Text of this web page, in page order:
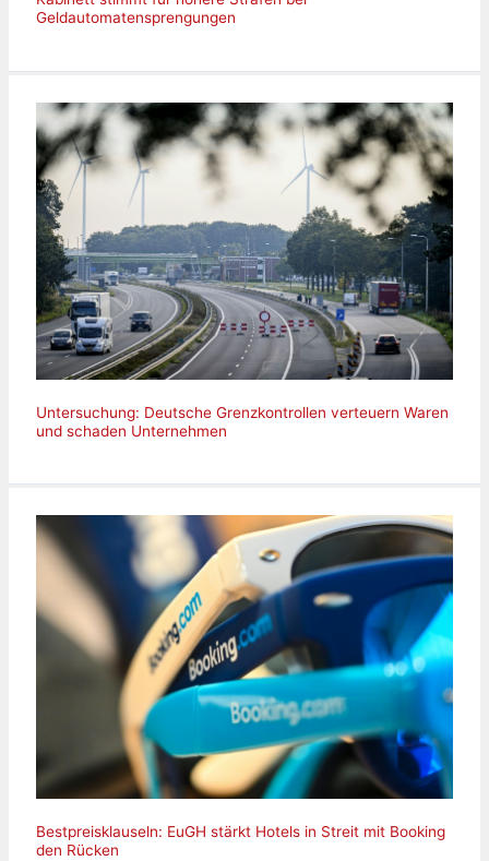
Geldautomatensprengungen
Untersuchung: Deutsche Grenzkontrollen verteuern Waren
und schaden Unternehmen
Bestpreisklauseln: EuGH stärkt Hotels in Streit mit Booking
den Rücken